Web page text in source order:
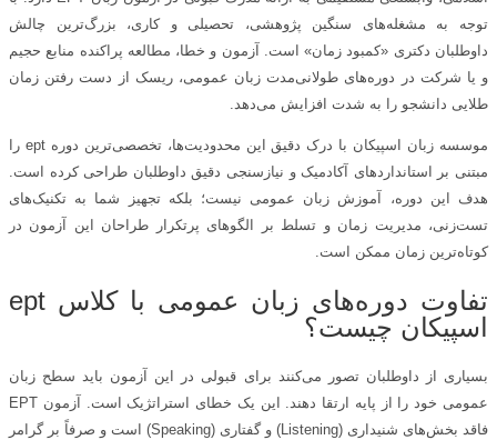
توجه به مشغله‌های سنگین پژوهشی، تحصیلی و کاری، بزرگ‌ترین چالش
داوطلبان دکتری «کمبود زمان» است. آزمون و خطا، مطالعه پراکنده منابع حجیم
و یا شرکت در دوره‌های طولانی‌مدت زبان عمومی، ریسک از دست رفتن زمان
طلایی دانشجو را به شدت افزایش می‌دهد.
موسسه زبان اسپیکان با درک دقیق این محدودیت‌ها، تخصصی‌ترین دوره ept را
مبتنی بر استانداردهای آکادمیک و نیازسنجی دقیق داوطلبان طراحی کرده است.
هدف این دوره، آموزش زبان عمومی نیست؛ بلکه تجهیز شما به تکنیک‌های
تست‌زنی، مدیریت زمان و تسلط بر الگوهای پرتکرار طراحان این آزمون در
کوتاه‌ترین زمان ممکن است.
تفاوت دوره‌های زبان عمومی با کلاس ept
اسپیکان چیست؟
بسیاری از داوطلبان تصور می‌کنند برای قبولی در این آزمون باید سطح زبان
عمومی خود را از پایه ارتقا دهند. این یک خطای استراتژیک است. آزمون EPT
فاقد بخش‌های شنیداری (Listening) و گفتاری (Speaking) است و صرفاً بر گرامر